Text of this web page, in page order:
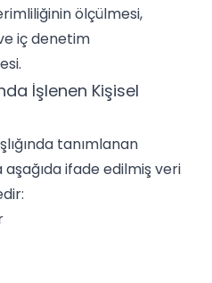
ölçülmesi,
iç denetim
İşlenen Kişisel
tanımlanan
ifade edilmiş veri